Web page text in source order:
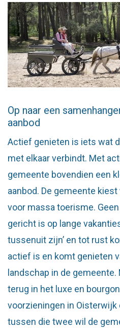
Op naar een
aanbod
Actief genieten is iets wat
met elkaar verbindt. Met
gemeente bovendien een
aanbod. De gemeente
voor massa toerisme.
gericht is op lange
tussenuit zijn’ en tot rust
actief is en komt genieten
landschap in de
terug in het luxe en
voorzieningen in Oisterwijk
tussen die twee wil de